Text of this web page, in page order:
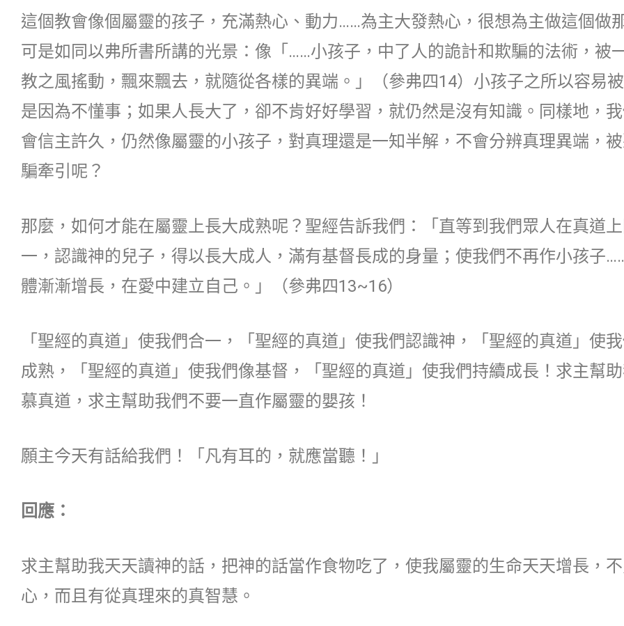
這個教會像個屬靈的孩子，充滿熱心、動力……為主大發熱心，很想為主做這個做
可是如同以弗所書所講的光景：像「……小孩子，中了人的詭計和欺騙的法術，被
教之風搖動，飄來飄去，就隨從各樣的異端。」（參弗四14）小孩子之所以容易被
是因為不懂事；如果人長大了，卻不肯好好學習，就仍然是沒有知識。同樣地，
會信主許久，仍然像屬靈的小孩子，對真理還是一知半解，不會分辨真理異端，
騙牽引呢？
那麼，如何才能在屬靈上長大成熟呢？聖經告訴我們：「直等到我們眾人在真道
一，認識神的兒子，得以長大成人，滿有基督長成的身量；使我們不再作小孩子
體漸漸增長，在愛中建立自己。」（參弗四13~16）
「聖經的真道」使我們合一，「聖經的真道」使我們認識神，「聖經的真道」使
成熟，「聖經的真道」使我們像基督，「聖經的真道」使我們持續成長！求主幫
慕真道，求主幫助我們不要一直作屬靈的嬰孩！
願主今天有話給我們！「凡有耳的，就應當聽！」
回應：
求主幫助我天天讀神的話，把神的話當作食物吃了，使我屬靈的生命天天增長，
心，而且有從真理來的真智慧。